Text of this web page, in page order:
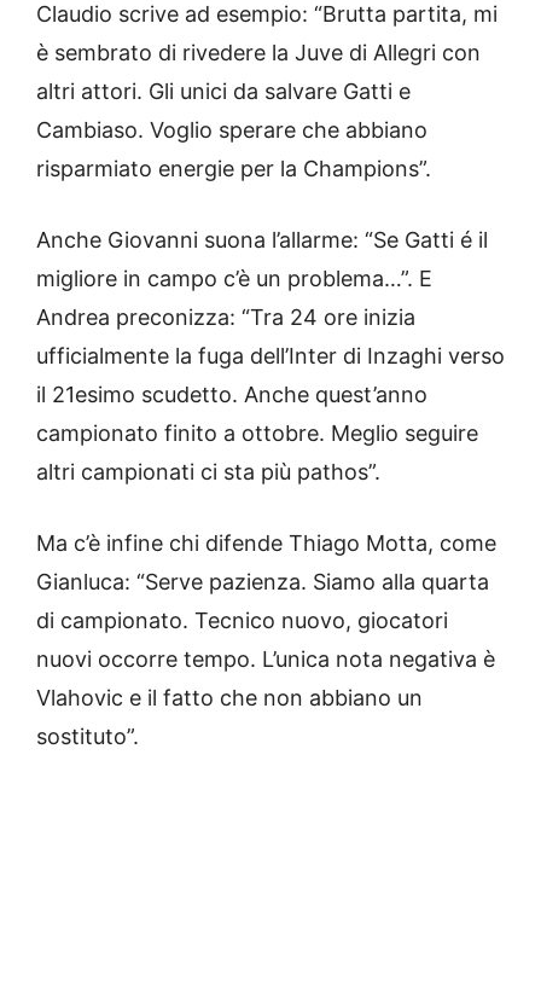
Claudio scrive ad esempio: “Brutta partita, mi
è sembrato di rivedere la Juve di Allegri con
altri attori. Gli unici da salvare Gatti e
Cambiaso. Voglio sperare che abbiano
risparmiato energie per la Champions”.
Anche Giovanni suona l’allarme: “Se Gatti é il
migliore in campo c’è un problema…”. E
Andrea preconizza: “Tra 24 ore inizia
ufficialmente la fuga dell’Inter di Inzaghi verso
il 21esimo scudetto. Anche quest’anno
campionato finito a ottobre. Meglio seguire
altri campionati ci sta più pathos”.
Ma c’è infine chi difende Thiago Motta, come
Gianluca: “Serve pazienza. Siamo alla quarta
di campionato. Tecnico nuovo, giocatori
nuovi occorre tempo. L’unica nota negativa è
Vlahovic e il fatto che non abbiano un
sostituto”.